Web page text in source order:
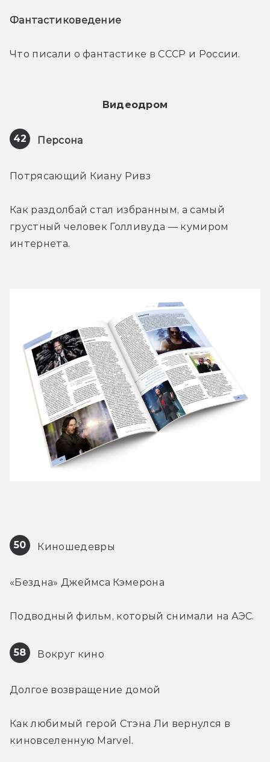
Фантастиковедение
Что писали о фантастике в СССР и России.
Видеодром
42 Персона
Потрясающий Киану Ривз
Как раздолбай стал избранным, а самый
грустный человек Голливуда — кумиром
интернета.
50 Киношедевры
«Бездна» Джеймса Кэмерона
Подводный фильм, который снимали на АЭС.
58 Вокруг кино
Долгое возвращение домой
Как любимый герой Стэна Ли вернулся в
киновселенную Marvel.